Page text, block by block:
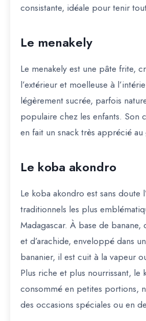
consistante, idéale pour tenir
Le menakely
Le menakely est une pâte frite,
l’extérieur et moelleuse à
légèrement sucrée, parfois
populaire chez les enfants. Son
en fait un snack très apprécié au
Le koba akondro
Le koba akondro est sans doute
traditionnels les plus
Madagascar. À base de
et d’arachide, enveloppé dans
bananier, il est cuit à la vapeur
Plus riche et plus nourrissant, le
consommé en petites portions,
des occasions spéciales ou en